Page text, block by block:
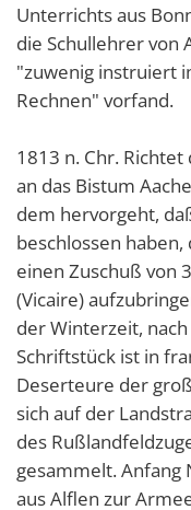
Unterrichts aus
die Schullehrer von
"zuwenig instruiert
Rechnen" vorfand.
1813 n. Chr.
an das Bistum
dem hervorgeht,
beschlossen
einen Zuschuß von
(Vicaire)
der Winterzeit,
Schriftstück ist in
Deserteure der
sich auf der
des
gesammelt. Anfang
aus Alflen zur